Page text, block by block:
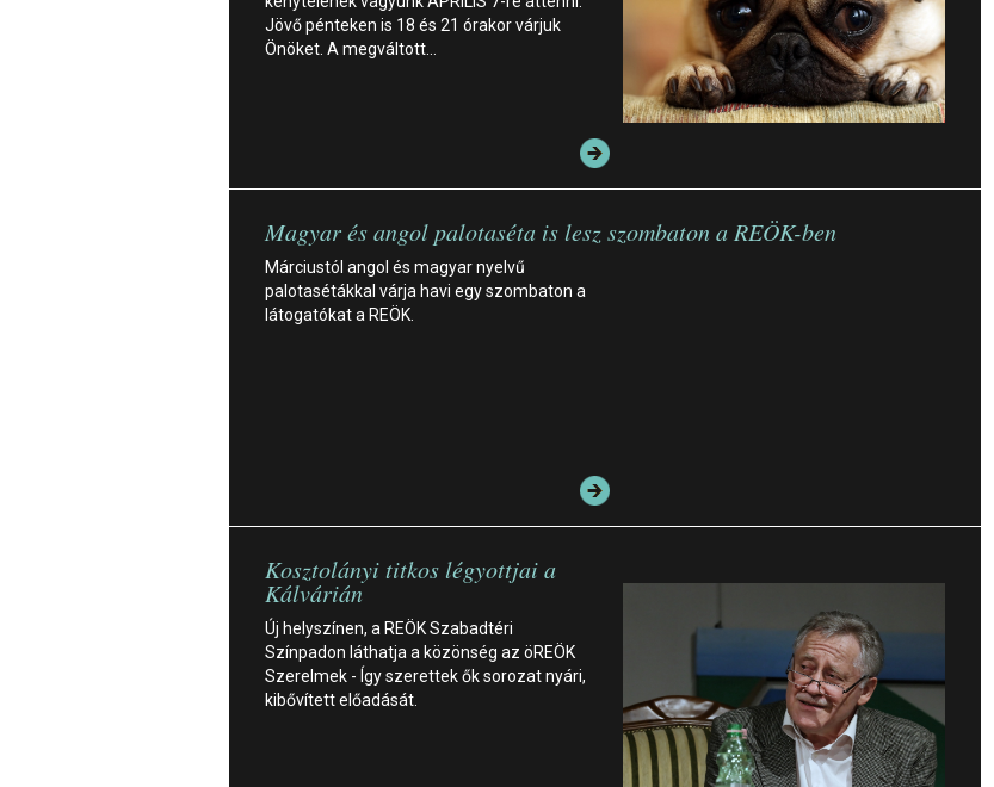
Jövő pénteken is 18 és 21 órakor várjuk
Önöket. A megváltott…
Magyar és angol palotaséta is lesz szombaton a REÖK-ben
Márciustól angol és magyar nyelvű
palotasétákkal várja havi egy szombaton a
látogatókat a REÖK.
Kosztolányi titkos légyottjai a
Kálvárián
Új helyszínen, a REÖK Szabadtéri
Színpadon láthatja a közönség az öREÖK
Szerelmek - Így szerettek ők sorozat nyári,
kibővített előadását.